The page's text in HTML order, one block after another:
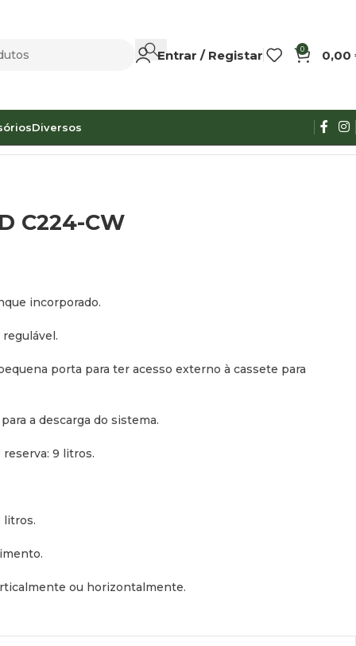
Entrar / Registar 0 0,00
Diversos
C224-CW
incorporado.
porta para ter acesso externo à cassete para
a descarga do sistema.
9 litros.
litros.
ou horizontalmente.